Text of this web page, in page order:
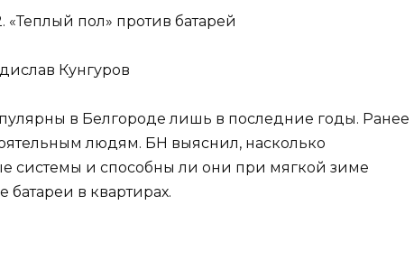
«Теплый пол» против батарей
Кунгуров
в Белгороде лишь в последние годы. Ранее
людям. БН выяснил, насколько
системы и способны ли они при мягкой зиме
в квартирах.